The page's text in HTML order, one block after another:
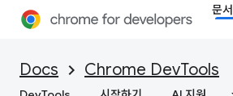
문서
Docs Chrome DevTools
자바스크립트 디버깅 참조
C/C++ WebAssembly 디버그